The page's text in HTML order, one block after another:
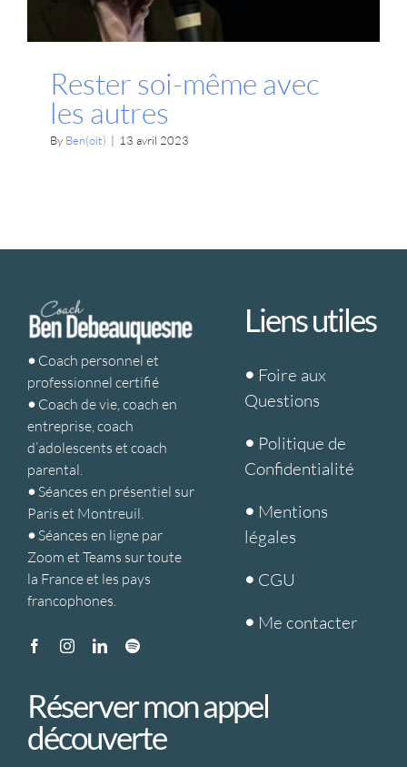
Rester soi-même avec
les autres
By Ben(oit) | 13 avril 2023
•Coach personnel et
professionnel certifié
•Coach de vie, coach en
entreprise, coach
d’adolescents et coach
parental.
•Séances en présentiel sur
Paris et Montreuil.
•Séances en ligne par
Zoom et Teams sur toute
la France et les pays
francophones.
Liens utiles
• Foire aux
Questions
• Politique de
Confidentialité
• Mentions
légales
• CGU
• Me contacter
Réserver mon appel
découverte